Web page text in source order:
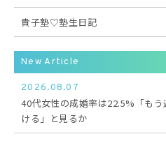
貴子塾♡塾生日記
New Article
2026.08.07
40代女性の成婚率は22.5%「も
ける」と見るか